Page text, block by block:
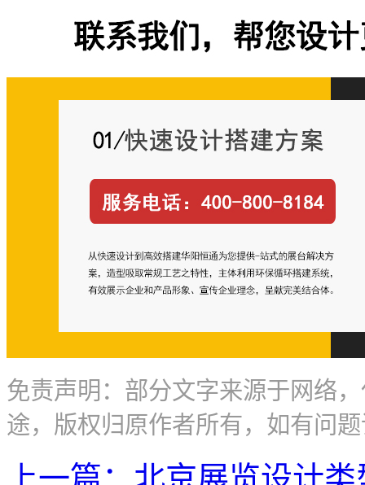
免责声明：部分文字来源于网络
途，版权归原作者所有，如有问
上一篇：北京展览设计类